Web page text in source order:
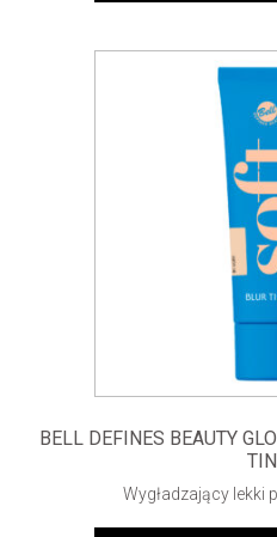
BELL DEFINES BEAUTY
Wygładzający lekki